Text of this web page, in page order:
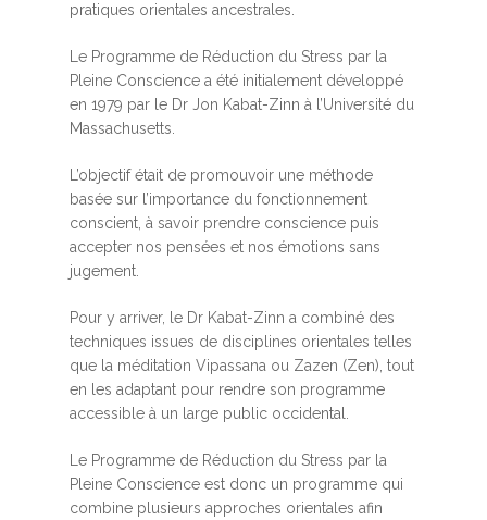
pratiques orientales ancestrales.
Le Programme de Réduction du Stress par la
Pleine Conscience a été initialement développé
en 1979 par le Dr Jon Kabat-Zinn à l’Université du
Massachusetts.
L’objectif était de promouvoir une méthode
basée sur l’importance du fonctionnement
conscient, à savoir prendre conscience puis
accepter nos pensées et nos émotions sans
jugement.
Pour y arriver, le Dr Kabat-Zinn a combiné des
techniques issues de disciplines orientales telles
que la méditation Vipassana ou Zazen (Zen), tout
en les adaptant pour rendre son programme
accessible à un large public occidental.
Le Programme de Réduction du Stress par la
Pleine Conscience est donc un programme qui
combine plusieurs approches orientales afin